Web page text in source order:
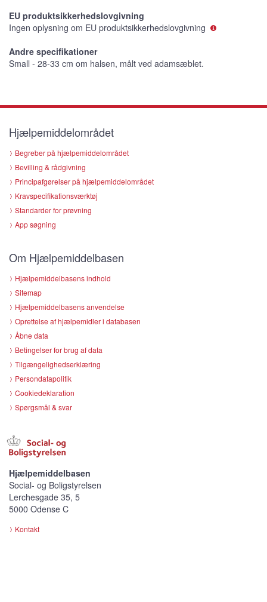
EU produktsikkerhedslovgivning
Ingen oplysning om EU produktsikkerhedslovgivning
Andre specifikationer
Small - 28-33 cm om halsen, målt ved adamsæblet.
Hjælpemiddelområdet
Begreber på hjælpemiddelområdet
Bevilling & rådgivning
Principafgørelser på hjælpemiddelområdet
Kravspecifikationsværktøj
Standarder for prøvning
App søgning
Om Hjælpemiddelbasen
Hjælpemiddelbasens indhold
Sitemap
Hjælpemiddelbasens anvendelse
Oprettelse af hjælpemidler i databasen
Åbne data
Betingelser for brug af data
Tilgængelighedserklæring
Persondatapolitik
Cookiedeklaration
Spørgsmål & svar
Hjælpemiddelbasen
Social- og Boligstyrelsen
Lerchesgade 35, 5
5000 Odense C
Kontakt